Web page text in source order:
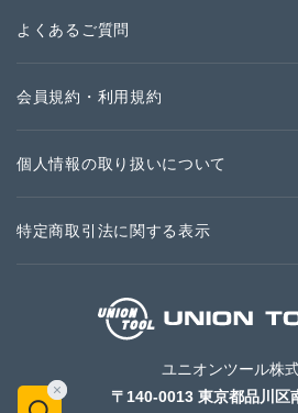
よくあるご質問
会員規約・利用規約
個人情報の取り扱いについて
特定商取引法に関する表示
ユニオンツール株
〒140-0013 東京都品川区